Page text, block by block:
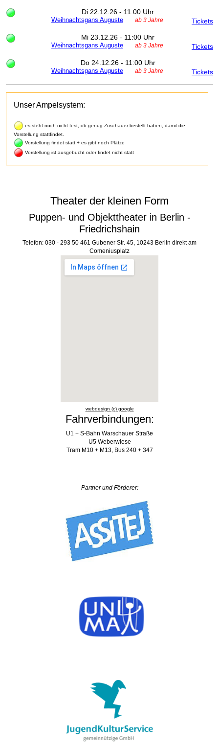
Unser Ampelsystem:
es steht noch nicht fest, ob genug Zuschauer bestellt haben, damit die
Vorstellung stattfindet.
Vorstellung findet statt + es gibt noch Plätze
Vorstellung ist ausgebucht oder findet nicht statt
Theater der kleinen Form
Puppen- und Objekttheater in Berlin -
Friedrichshain
Telefon: 030 - 293 50 461 Gubener Str. 45, 10243 Berlin direkt am
Comeniusplatz
webdesign (c) google
Fahrverbindungen:
U1 + S-Bahn Warschauer Straße
U5 Weberwiese
Tram M10 + M13, Bus 240 + 347
Partner und Förderer:
Di 22.12.26 - 11:00 Uhr
Tickets
Weihnachtsgans Auguste ab 3 Jahre
Mi 23.12.26 - 11:00 Uhr
Tickets
Weihnachtsgans Auguste ab 3 Jahre
Do 24.12.26 - 11:00 Uhr
Tickets
Weihnachtsgans Auguste ab 3 Jahre